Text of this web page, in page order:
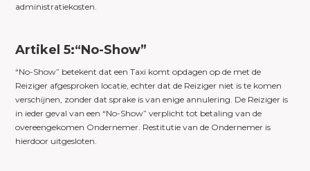
administratiekosten.
Artikel 5:“No-Show”
“No-Show” betekent dat een Taxi komt opdagen op de met de
Reiziger afgesproken locatie, echter dat de Reiziger niet is te komen
verschijnen, zonder dat sprake is van enige annulering. De Reiziger is
in ieder geval van een “No-Show” verplicht tot betaling van de
overeengekomen Ondernemer. Restitutie van de Ondernemer is
hierdoor uitgesloten.